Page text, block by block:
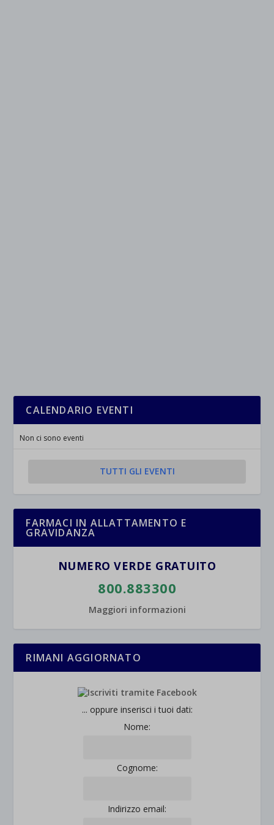
CALENDARIO EVENTI
Non ci sono eventi
TUTTI GLI EVENTI
FARMACI IN ALLATTAMENTO E
GRAVIDANZA
NUMERO VERDE GRATUITO
800.883300
Maggiori informazioni
RIMANI AGGIORNATO
... oppure inserisci i tuoi dati:
Nome:
Cognome:
Indirizzo email: